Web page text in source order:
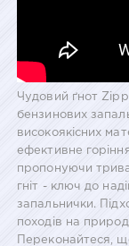
Чудовий ґнот
бензинових
високоякісних
ефективне
пропонуючи
гніт - ключ до
запальнички.
походів на
Переконайтеся,